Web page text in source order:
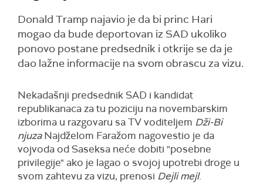
Donald Tramp najavio je da bi princ Hari
mogao da bude deportovan iz SAD ukoliko
ponovo postane predsednik i otkrije se da je
dao lažne informacije na svom obrascu za vizu.
Nekadašnji predsednik SAD i kandidat
republikanaca za tu poziciju na novembarskim
izborima u razgovaru sa TV voditeljem Dži-Bi
njuzaNajdželom Faražom nagovestio je da
vojvoda od Saseksa neće dobiti "posebne
privilegije" ako je lagao o svojoj upotrebi droge u
svom zahtevu za vizu, prenosi Dejli mejl.